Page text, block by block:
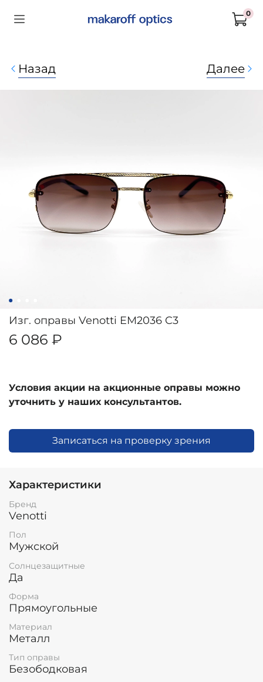
0
Назад Далее
Изг. оправы Venotti EM2036 C3
6 086 ₽
Условия акции на акционные оправы можно
уточнить у наших консультантов.
Записаться на проверку зрения
Характеристики
Бренд
Venotti
Пол
Мужской
Солнцезащитные
Да
Форма
Прямоугольные
Материал
Металл
Тип оправы
Безободковая